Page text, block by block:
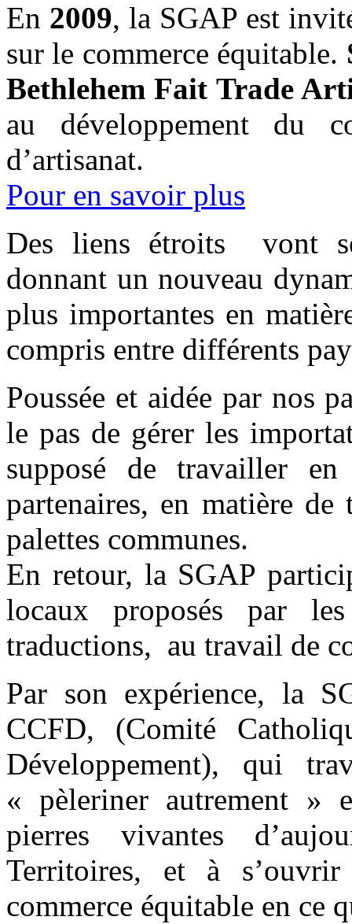
En 2009, la SGAP est
sur le commerce équitable.
Bethlehem Fait Trade
au développement du
d’artisanat.
Pour en savoir plus
Des liens étroits vont
donnant un nouveau
plus importantes en
compris entre différents
Poussée et aidée par nos
le pas de gérer les
supposé de travailler
partenaires, en matière
palettes communes.
En retour, la SGAP
locaux proposés par
traductions, au travail de
Par son expérience, la
CCFD, (Comité
Développement), qui
« pèleriner autrement »
pierres vivantes
Territoires, et à
commerce équitable en ce